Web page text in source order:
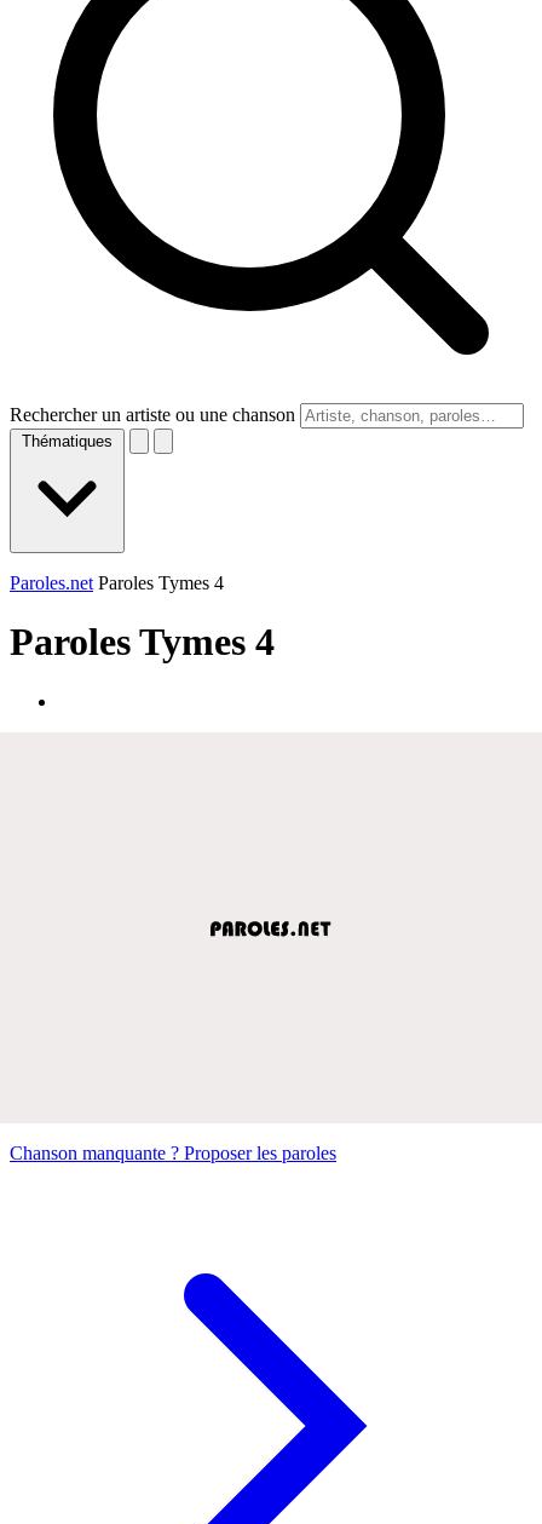
Rechercher un artiste ou une chanson
Thématiques
Paroles.net Paroles Tymes 4
ParolesTymes 4
Chanson manquante ? Proposer les paroles